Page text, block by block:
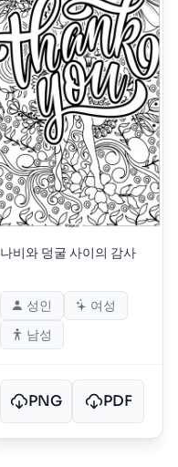
나비와 덩굴 사이의 감사
성인
여성
남성
PNG PDF